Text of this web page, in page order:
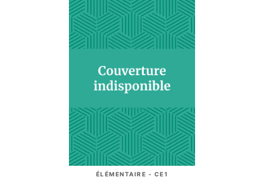
ÉLÉMENTAIRE - CE1